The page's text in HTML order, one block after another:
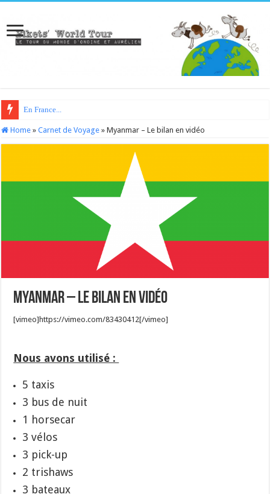
En France...
Home » Carnet de Voyage » Myanmar – Le bilan en vidéo
Myanmar – Le bilan en vidéo
[vimeo]https://vimeo.com/83430412[/vimeo]
Nous avons utilisé :
5 taxis
3 bus de nuit
1 horsecar
3 vélos
3 pick-up
2 trishaws
3 bateaux